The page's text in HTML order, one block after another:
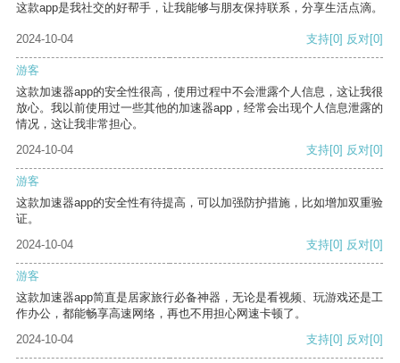
这款app是我社交的好帮手，让我能够与朋友保持联系，分享生活点滴。
2024-10-04 支持[0] 反对[0]
游客
这款加速器app的安全性很高，使用过程中不会泄露个人信息，这让我很
放心。我以前使用过一些其他的加速器app，经常会出现个人信息泄露的
情况，这让我非常担心。
2024-10-04
支持[0] 反对[0]
游客
这款加速器app的安全性有待提高，可以加强防护措施，比如增加双重验
证。
2024-10-04
支持[0] 反对[0]
游客
这款加速器app简直是居家旅行必备神器，无论是看视频、玩游戏还是工
作办公，都能畅享高速网络，再也不用担心网速卡顿了。
2024-10-04
支持[0] 反对[0]